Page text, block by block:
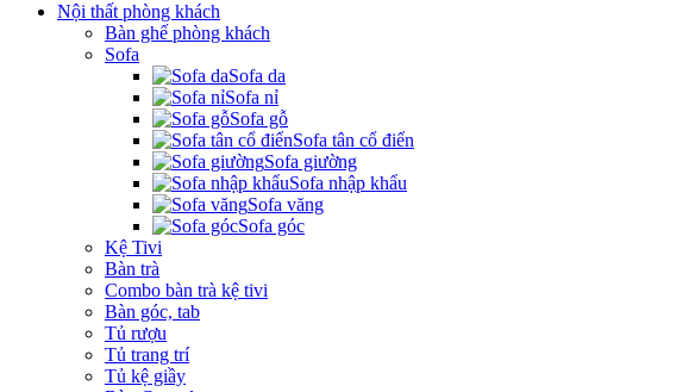
Nội thất phòng khách
Bàn ghế phòng khách
Sofa
Sofa da
Sofa nỉ
Sofa gỗ
Sofa tân cổ điển
Sofa giường
Sofa nhập khẩu
Sofa văng
Sofa góc
Kệ Tivi
Bàn trà
Combo bàn trà kệ tivi
Bàn góc, tab
Tủ rượu
Tủ trang trí
Tủ kệ giầy